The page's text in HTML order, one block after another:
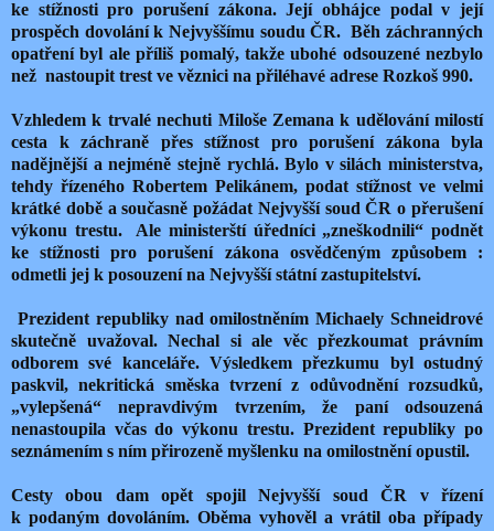
ke stížnosti pro porušení zákona. Její obhájce podal v její
prospěch dovolání k Nejvyššímu soudu ČR. Běh záchranných
opatření byl ale příliš pomalý, takže ubohé odsouzené nezbylo
než nastoupit trest ve věznici na přiléhavé adrese Rozkoš 990.
Vzhledem k trvalé nechuti Miloše Zemana k udělování milostí
cesta k záchraně přes stížnost pro porušení zákona byla
nadějnější a nejméně stejně rychlá. Bylo v silách ministerstva,
tehdy řízeného Robertem Pelikánem, podat stížnost ve velmi
krátké době a současně požádat Nejvyšší soud ČR o přerušení
výkonu trestu.
Ale ministerští úředníci „zneškodnili“ podnět
ke stížnosti pro porušení zákona osvědčeným způsobem :
odmetli jej k posouzení na Nejvyšší státní zastupitelství.
Prezident republiky nad omilostněním Michaely Schneidrové
skutečně uvažoval. Nechal si ale věc přezkoumat právním
odborem své kanceláře. Výsledkem přezkumu byl ostudný
paskvil, nekritická směska tvrzení z odůvodnění rozsudků,
„vylepšená“ nepravdivým tvrzením, že paní odsouzená
nenastoupila včas do výkonu trestu. Prezident republiky po
seznámením s ním přirozeně myšlenku na omilostnění opustil.
Cesty obou dam opět spojil Nejvyšší soud ČR v řízení
k podaným dovoláním. Oběma vyhověl a vrátil oba případy